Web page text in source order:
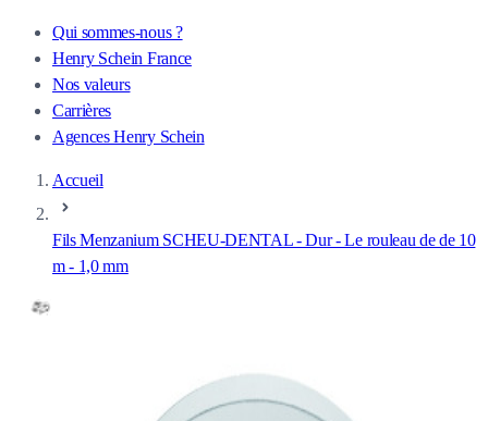
Qui sommes-nous ?
Henry Schein France
Nos valeurs
Carrières
Agences Henry Schein
Accueil
Fils Menzanium SCHEU-DENTAL - Dur - Le rouleau de de 10
m - 1,0 mm